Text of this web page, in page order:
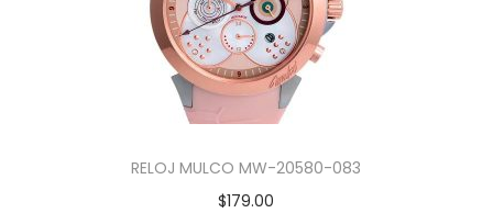
RELOJ MULCO MW-20580-083
$179.00